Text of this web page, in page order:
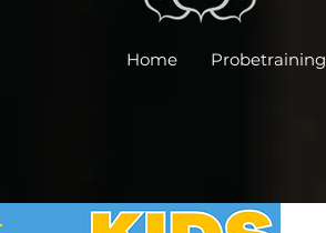
Home Probetraining